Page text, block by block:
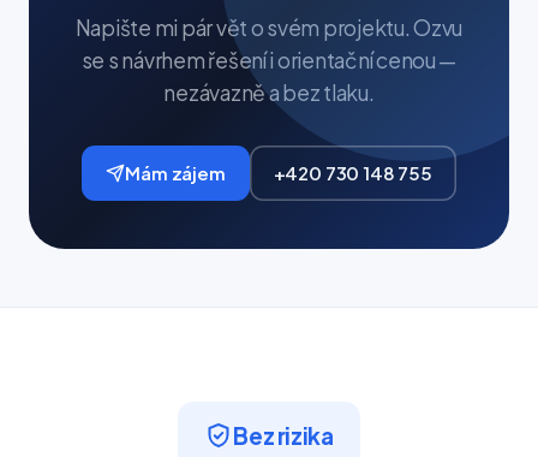
Napište mi pár vět o svém projektu. Ozvu
se s návrhem řešení i orientační cenou —
nezávazně a bez tlaku.
Mám zájem +420 730 148 755
Bez rizika